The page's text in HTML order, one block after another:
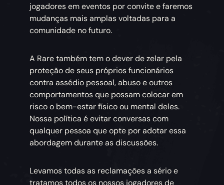
jogadores em eventos por convite e faremos
mudanças mais amplas voltadas para a
comunidade no futuro.
A Rare também tem o dever de zelar pela
proteção de seus próprios funcionários
contra assédio pessoal, abuso e outros
comportamentos que possam colocar em
risco o bem-estar físico ou mental deles.
Nossa política é evitar conversas com
qualquer pessoa que opte por adotar essa
abordagem durante as discussões.
Levamos todas as reclamações a sério e
tratamos todos os nossos jogadores de